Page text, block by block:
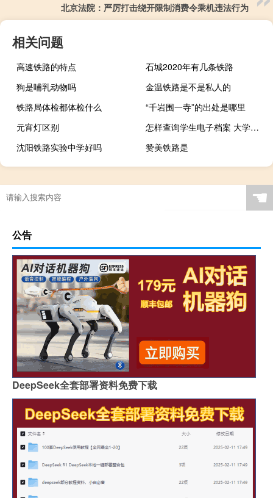
北京法院：严厉打击绕开限制消费令乘机违法行为
相关问题
高速铁路的特点
石城2020年有几条铁路
狗是哺乳动物吗
金温铁路是不是私人的
铁路局体检都体检什么
“千岩围一寺”的出处是哪里
元宵灯区别
怎样查询学生电子档案 大学生电子档案查询
沈阳铁路实验中学好吗
赞美铁路是
☚
公告
DeepSeek全套部署资料免费下载